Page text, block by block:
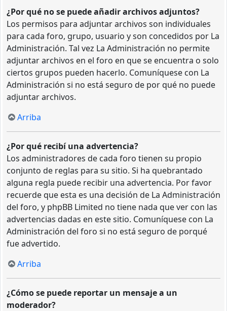
¿Por qué no se puede añadir archivos adjuntos?
Los permisos para adjuntar archivos son individuales
para cada foro, grupo, usuario y son concedidos por La
Administración. Tal vez La Administración no permite
adjuntar archivos en el foro en que se encuentra o solo
ciertos grupos pueden hacerlo. Comuníquese con La
Administración si no está seguro de por qué no puede
adjuntar archivos.
Arriba
¿Por qué recibí una advertencia?
Los administradores de cada foro tienen su propio
conjunto de reglas para su sitio. Si ha quebrantado
alguna regla puede recibir una advertencia. Por favor
recuerde que esta es una decisión de La Administración
del foro, y phpBB Limited no tiene nada que ver con las
advertencias dadas en este sitio. Comuníquese con La
Administración del foro si no está seguro de porqué
fue advertido.
Arriba
¿Cómo se puede reportar un mensaje a un
moderador?